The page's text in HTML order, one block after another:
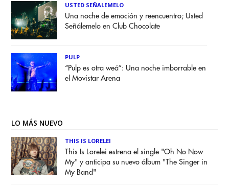
USTED SEÑALEMELO
Una noche de emoción y reencuentro; Usted
Señálemelo en Club Chocolate
PULP
“Pulp es otra weá”: Una noche imborrable en
el Movistar Arena
LO MÁS NUEVO
THIS IS LORELEI
This Is Lorelei estrena el single "Oh No Now
My" y anticipa su nuevo álbum "The Singer in
My Band"